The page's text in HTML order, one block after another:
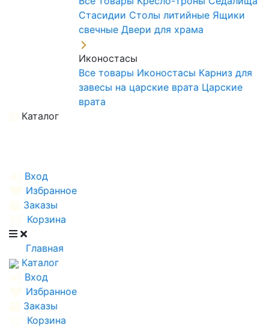
Стасидии Столы литийные Ящики
свечные Двери для храма
Иконостасы
Все товары Иконостасы Карниз для
завесы на царские врата Царские
врата
Каталог
Вход
Избранное
Заказы
Корзина
Главная
Каталог
Вход
Избранное
Заказы
Корзина